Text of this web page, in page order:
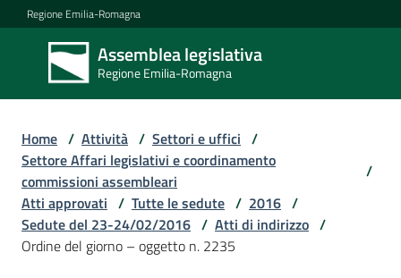
Vai al contenuto
Vai alla navigazione
Vai al footer
Regione Emilia-Romagna
Assemblea legislativa
Regione Emilia-Romagna
Assemblea
legislativa
Regione Emilia-
Assemblea
Home / Attività / Settori e uffici /
Settore Affari legislativi e coordinamento
commissioni assembleari
/
Atti approvati / Tutte le sedute / 2016 /
Sedute del 23-24/02/2016 / Atti di indirizzo /
Ordine del giorno – oggetto n. 2235